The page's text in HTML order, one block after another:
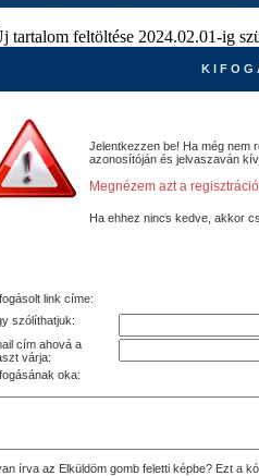
feltöltése 2024.02.01-ig
K I F O G
Jelentkezzen be! Ha még nem
azonosítóján és jelvaszaván
Megnézem azt a
Ha ehhez nincs kedve, akkor
link címe:
szólíthatjuk:
cím ahová a
várja:
oka:
írva az Elküldöm gomb feletti képbe? Ezt a